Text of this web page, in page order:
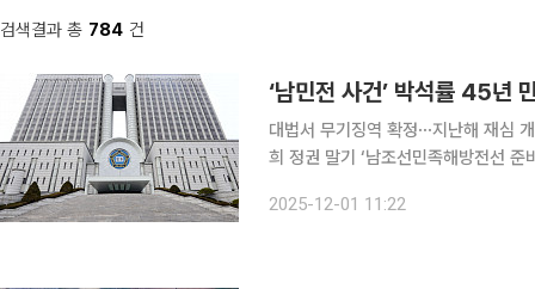
검색결과 총 784 건
‘남민전 사건’ 박석률 45년
대법서 무기징역 확정⋯지난해 재심 개
희 정권 말기 ‘남조선민족해방전선
판사)는 지난달 14일 박 씨의 국가보
2025-12-01 11:22